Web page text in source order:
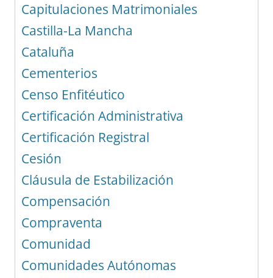
Capitulaciones Matrimoniales
Castilla-La Mancha
Cataluña
Cementerios
Censo Enfitéutico
Certificación Administrativa
Certificación Registral
Cesión
Cláusula de Estabilización
Compensación
Compraventa
Comunidad
Comunidades Autónomas